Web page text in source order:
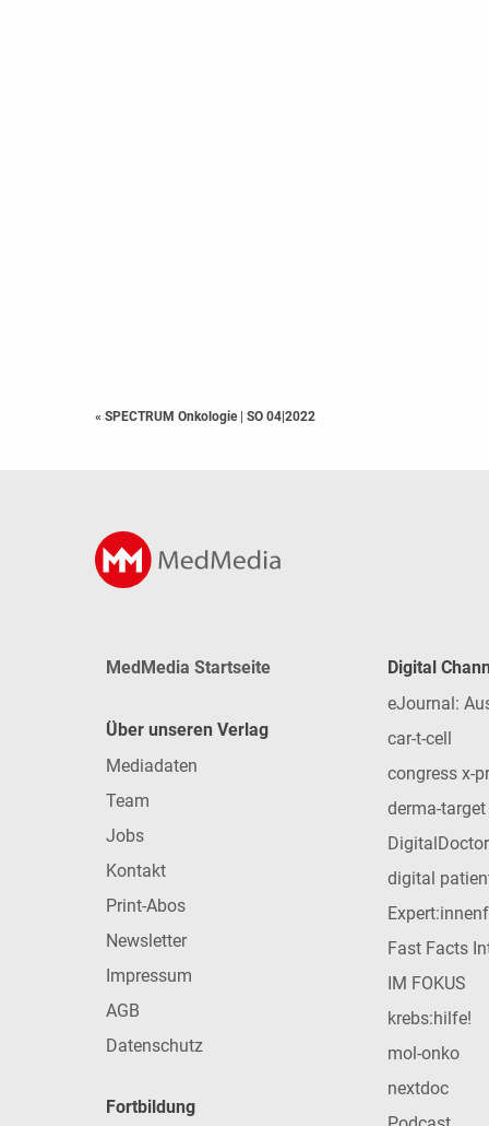
« SPECTRUM Onkologie SO 04|2022
MedMedia Startseite
Über unseren Verlag
Mediadaten
Team
Jobs
Kontakt
Print-Abos
Newsletter
Impressum
AGB
Datenschutz
Fortbildung
Digital
eJournal:
car-t-cell
congress x-
derma-target
DigitalDoctor
digital
Fast Facts
IM FOKUS
krebs:hilfe!
mol-onko
nextdoc